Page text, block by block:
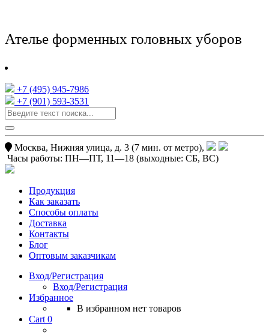
Ателье форменных головных уборов
+7 (495) 945-7986
+7 (901) 593-3531
Москва, Нижняя улица, д. 3 (7 мин. от метро),
Часы работы: ПН—ПТ, 11—18 (выходные: СБ, ВС)
Продукция
Как заказать
Способы оплаты
Доставка
Контакты
Блог
Оптовым заказчикам
Вход/Регистрация
Вход/Регистрация
Избранное
В избранном нет товаров
Cart 0